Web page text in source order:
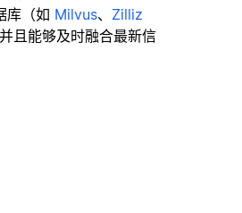
库（如 Milvus、 Zilliz
且能够及时融合最新信